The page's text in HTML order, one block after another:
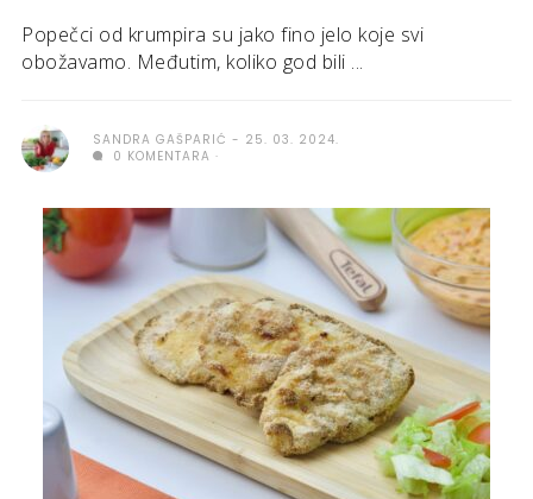
Popečci od krumpira su jako fino jelo koje svi
obožavamo. Međutim, koliko god bili ...
SANDRA GAŠPARIĆ
25. 03. 2024.
0 KOMENTARA